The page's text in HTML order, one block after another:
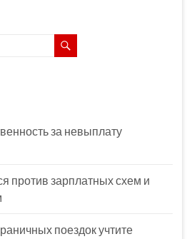
за невыплату
против зарплатных схем и
поездок учтите